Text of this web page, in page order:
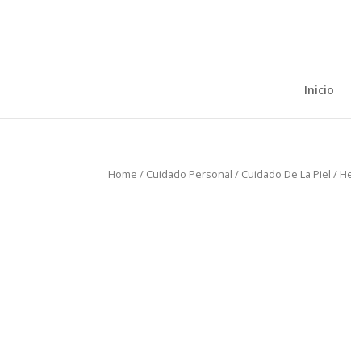
Inicio
Home / Cuidado Personal / Cuidado De La Piel /